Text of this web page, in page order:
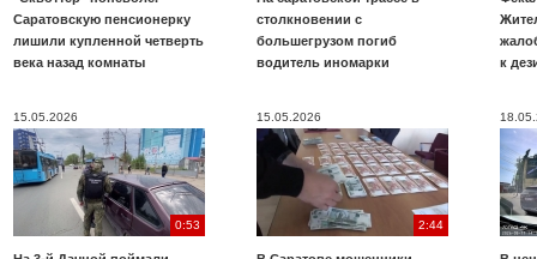
Саратовскую пенсионерку
лишили купленной четверть
века назад комнаты
столкновении с
большегрузом погиб
водитель иномарки
к
15.05.2026
0:53
15.05.2026
2:44